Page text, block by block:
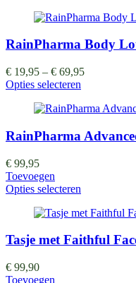
RainPharma Body
€ 19,95 – € 69,95
Opties selecteren
RainPharma
€ 99,95
Toevoegen
Opties selecteren
Tasje met Faithful
€ 99,90
Toevoegen